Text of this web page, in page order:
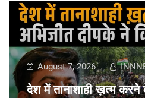
August 7, 2026
देश में तानाशाही ख़त्म